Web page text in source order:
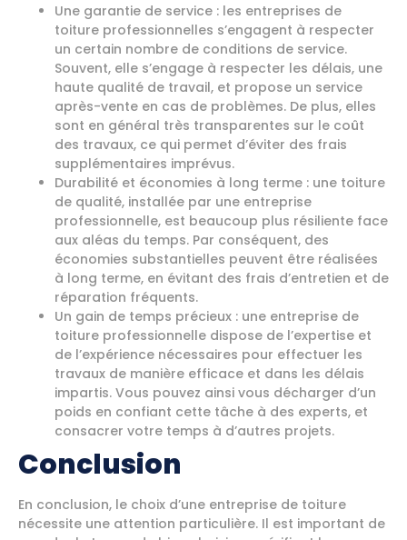
Une garantie de service : les entreprises de
toiture professionnelles s’engagent à respecter
un certain nombre de conditions de service.
Souvent, elle s’engage à respecter les délais, une
haute qualité de travail, et propose un service
après-vente en cas de problèmes. De plus, elles
sont en général très transparentes sur le coût
des travaux, ce qui permet d’éviter des frais
supplémentaires imprévus.
Durabilité et économies à long terme : une toiture
de qualité, installée par une entreprise
professionnelle, est beaucoup plus résiliente face
aux aléas du temps. Par conséquent, des
économies substantielles peuvent être réalisées
à long terme, en évitant des frais d’entretien et de
réparation fréquents.
Un gain de temps précieux : une entreprise de
toiture professionnelle dispose de l’expertise et
de l’expérience nécessaires pour effectuer les
travaux de manière efficace et dans les délais
impartis. Vous pouvez ainsi vous décharger d’un
poids en confiant cette tâche à des experts, et
consacrer votre temps à d’autres projets.
Conclusion
En conclusion, le choix d’une entreprise de toiture
nécessite une attention particulière. Il est important de